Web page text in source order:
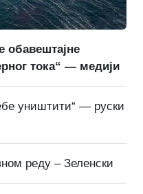
обавештајне
тока“ — медији
уништити“ — руски
реду – Зеленски